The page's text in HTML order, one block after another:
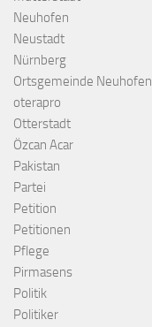
Neuhofen
Neustadt
Nürnberg
Ortsgemeinde Neuhofen
oterapro
Otterstadt
Özcan Acar
Pakistan
Partei
Petition
Petitionen
Pflege
Pirmasens
Politik
Politiker